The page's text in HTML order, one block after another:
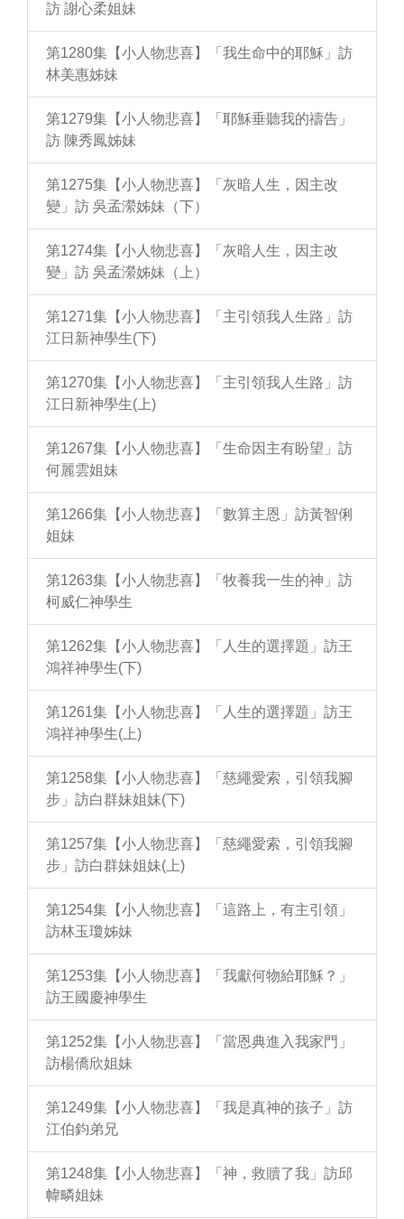
訪 謝心柔姐妹
第1280集【小人物悲喜】「我生命中的耶穌」訪
林美惠姊妹
第1279集【小人物悲喜】「耶穌垂聽我的禱告」
訪 陳秀鳳姊妹
第1275集【小人物悲喜】「灰暗人生，因主改
變」訪 吳孟瀠姊妹（下）
第1274集【小人物悲喜】「灰暗人生，因主改
變」訪 吳孟瀠姊妹（上）
第1271集【小人物悲喜】「主引領我人生路」訪
江日新神學生(下)
第1270集【小人物悲喜】「主引領我人生路」訪
江日新神學生(上)
第1267集【小人物悲喜】「生命因主有盼望」訪
何麗雲姐妹
第1266集【小人物悲喜】「數算主恩」訪黃智俐
姐妹
第1263集【小人物悲喜】「牧養我一生的神」訪
柯威仁神學生
第1262集【小人物悲喜】「人生的選擇題」訪王
鴻祥神學生(下)
第1261集【小人物悲喜】「人生的選擇題」訪王
鴻祥神學生(上)
第1258集【小人物悲喜】「慈繩愛索，引領我腳
步」訪白群妹姐妹(下)
第1257集【小人物悲喜】「慈繩愛索，引領我腳
步」訪白群妹姐妹(上)
第1254集【小人物悲喜】「這路上，有主引領」
訪林玉瓊姊妹
第1253集【小人物悲喜】「我獻何物給耶穌？」
訪王國慶神學生
第1252集【小人物悲喜】「當恩典進入我家門」
訪楊僑欣姐妹
第1249集【小人物悲喜】「我是真神的孩子」訪
江伯鈞弟兄
第1248集【小人物悲喜】「神，救贖了我」訪邱
幃疄姐妹